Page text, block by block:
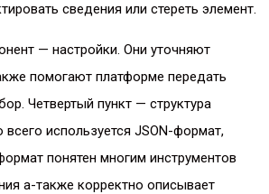
сведения или стереть элемент.
— настройки. Они уточняют
помогают платформе передать
Четвертый пункт — структура
используется JSON-формат,
понятен многим инструментов
а-также корректно описывает